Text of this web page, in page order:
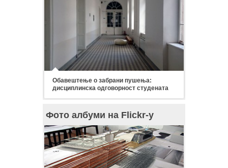
Обавештење о забрани пушења:
дисциплинска одговорност студената
Фото албуми на Flickr-у